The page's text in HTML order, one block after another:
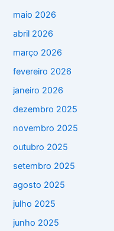
maio 2026
abril 2026
março 2026
fevereiro 2026
janeiro 2026
dezembro 2025
novembro 2025
outubro 2025
setembro 2025
agosto 2025
julho 2025
junho 2025